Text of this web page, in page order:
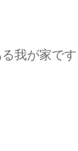
我が家で